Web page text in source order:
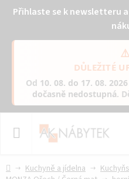
Přihlaste se k newsletteru
DŮLEŽITÉ
Od 10. 08. do 17. 08. 2026
dočasně nedostupná.
DomůKuchyně a jídelna